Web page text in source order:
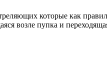
которые как
возле пупка и